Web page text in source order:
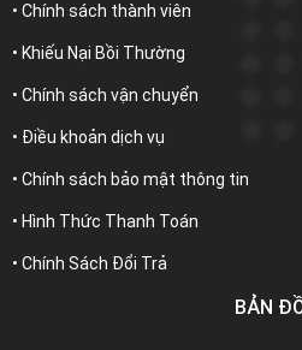
• Chính sách thành viên
• Khiếu Nại Bồi Thường
• Chính sách vận chuyển
• Điều khoản dịch vụ
• Chính sách bảo mật thông tin
• Hình Thức Thanh Toán
• Chính Sách Đổi Trả
BẢN